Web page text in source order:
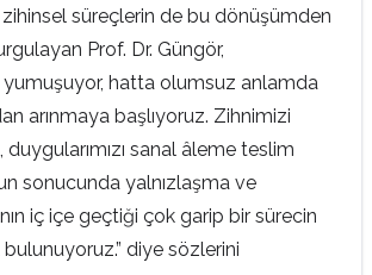
zihinsel süreçlerin de bu dönüşümden
Prof. Dr. Güngör,
yumuşuyor, hatta olumsuz anlamda
arınmaya başlıyoruz. Zihnimizi
sanal âleme teslim
sonucunda yalnızlaşma ve
iç içe geçtiği çok garip bir sürecin
diye sözlerini